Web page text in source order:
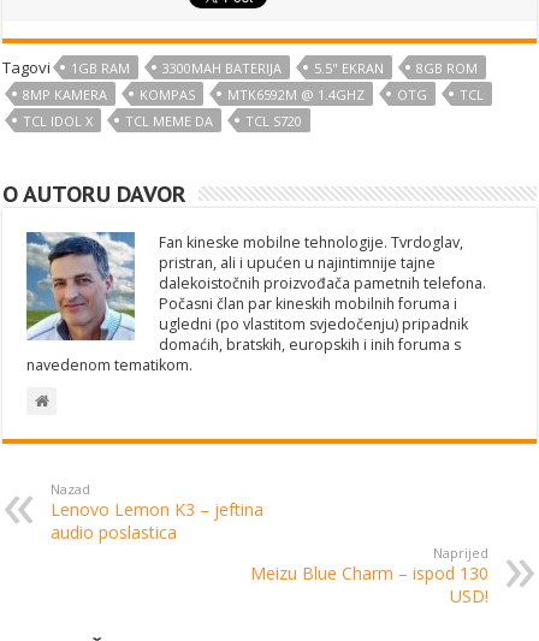
Tagovi 1GB RAM 3300MAH BATERIJA 5.5" EKRAN
8GB ROM
8MP KAMERA
KOMPAS MTK6592M @ 1.4GHZ OTG
TCL
TCL IDOL X
TCL MEME DA TCL S720
O AUTORU DAVOR
Fan kineske mobilne tehnologije. Tvrdoglav,
pristran, ali i upućen u najintimnije tajne
dalekoistočnih proizvođača pametnih telefona.
Počasni član par kineskih mobilnih foruma i
ugledni (po vlastitom svjedočenju) pripadnik
domaćih, bratskih, europskih i inih foruma s
navedenom tematikom.
Nazad
Lenovo Lemon K3 – jeftina
audio poslastica
Naprijed
Meizu Blue Charm – ispod 130
USD!